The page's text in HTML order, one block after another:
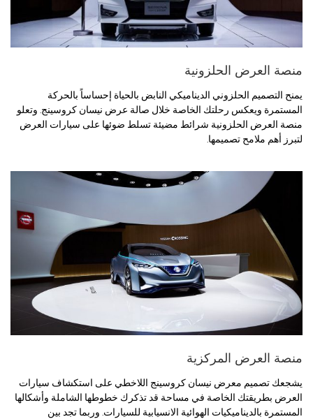
منصة العرض الحلزونية
يمنح التصميم الحلزوني الديناميكي النابض بالحياة إحساساً بالحركة
المستمرة ويعكس رحلتك الخاصة خلال صالة عرض نيسان كروسينج. وتعلو
منصة العرض الحلزونية شرائط مضيئة تسلط ضوئها على سيارات العرض
لتبرز أهم ملامح تصميمها.
منصة العرض المركزية
يشجعك تصميم معرض نيسان كروسينج اللاخطي على استكشاف سيارات
العرض بطريقتك الخاصة في مساحة قد تذكرك خطوطها الشاملة وأشكالها
المستمرة بالديناميكيات الهوائية الانسيابية للسيارات. وربما تجد بين